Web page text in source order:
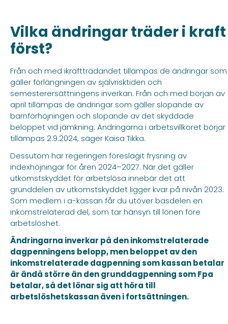
Vilka ändringar träder i kraft
först?
Från och med ikraftträdandet tillämpas de ändringar som
gäller förlängningen av självrisktiden och
semesterersättningens inverkan. Från och med början av
april tillämpas de ändringar som gäller slopande av
barnförhöjningen och slopande av det skyddade
beloppet vid jämkning. Ändringarna i arbetsvillkoret börjar
tillämpas 2.9.2024, säger Kaisa Tikka.
Dessutom har regeringen föreslagit frysning av
indexhöjningar för åren 2024–2027. När det gäller
utkomstskyddet för arbetslösa innebär det att
grunddelen av utkomstskyddet ligger kvar på nivån 2023.
Som medlem i a-kassan får du utöver basdelen en
inkomstrelaterad del, som tar hänsyn till lönen före
arbetslöshet.
Ändringarna inverkar på den inkomstrelaterade
dagpenningens belopp, men beloppet av den
inkomstrelaterade dagpenning som kassan betalar
är ändå större än den grunddagpenning som Fpa
betalar, så det lönar sig att höra till
arbetslöshetskassan även i fortsättningen.